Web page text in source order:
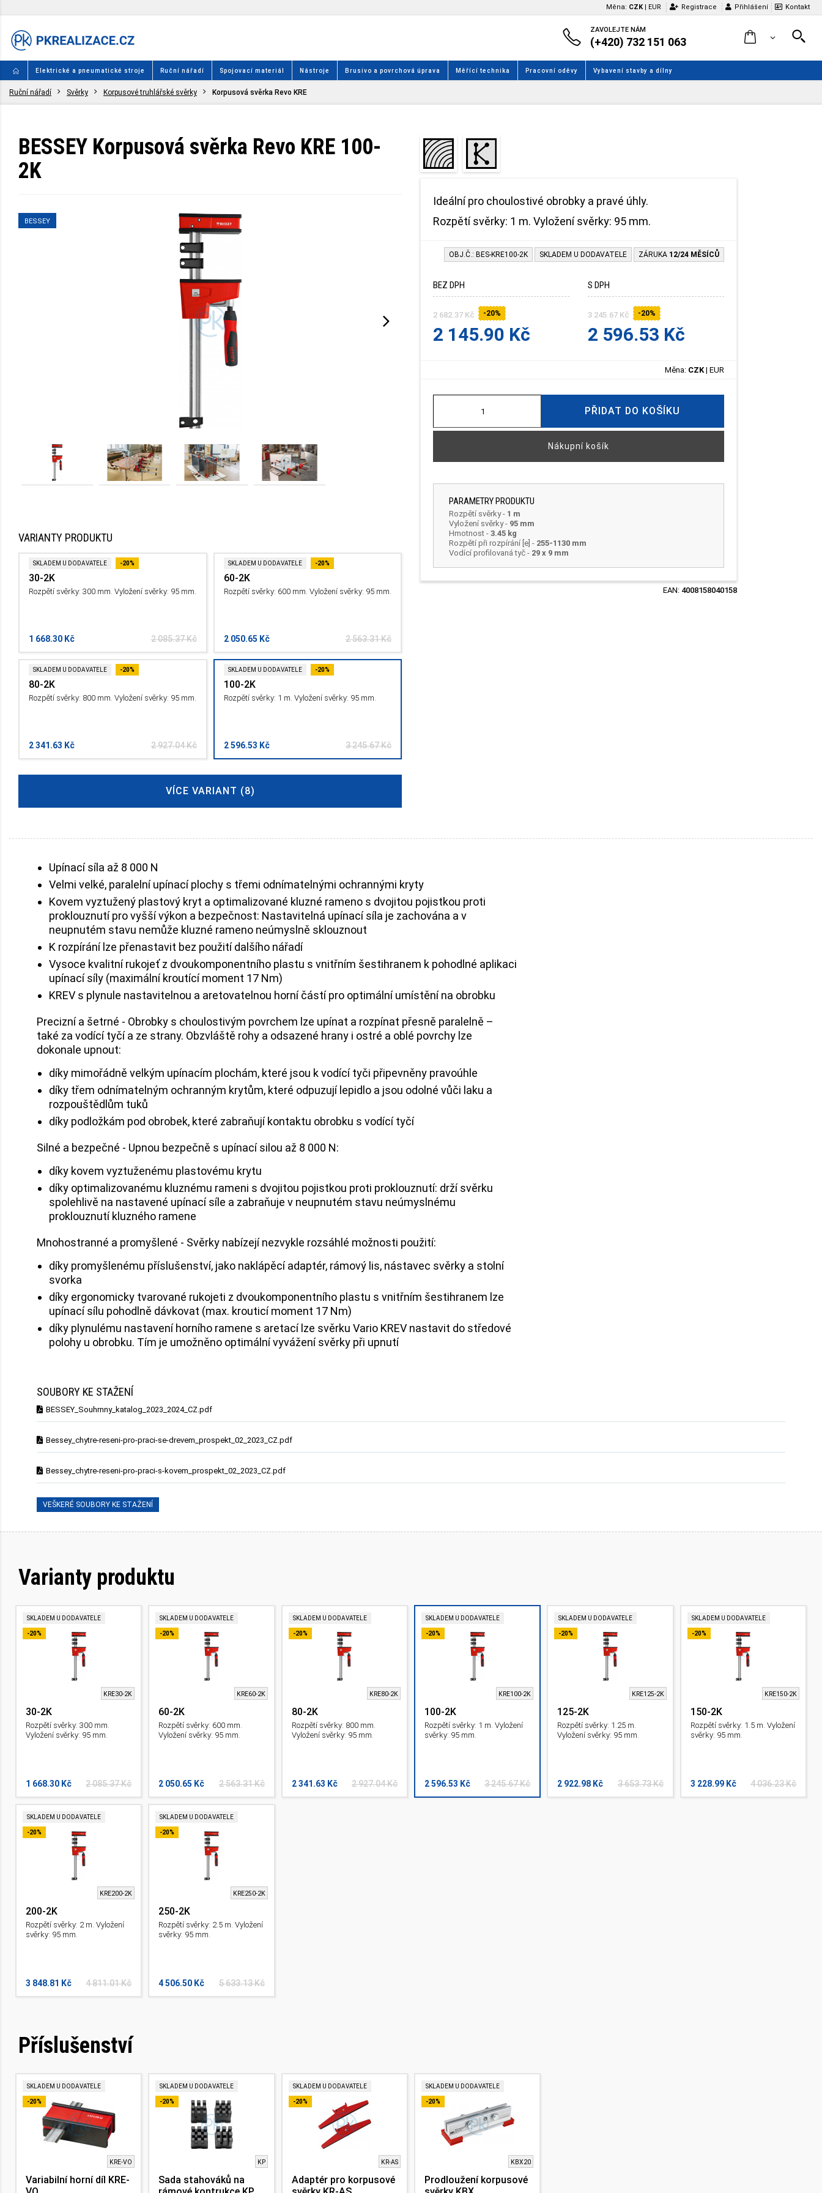
Měna: CZK | EUR Registrace Přihlášení Kontakt
ZAVOLEJTE NÁM
(+420) 732 151 063
Elektrické a pneumatické stroje Ruční nářadí Spojovací materiál Nástroje Brusivo a povrchová úprava Měřící technika Pracovní oděvy Vybavení stavby a dílny
Ruční nářadí Svěrky Korpusové truhlářské svěrky Korpusová svěrka Revo KRE
BESSEY Korpusová svěrka Revo KRE 100-
2K
BESSEY
VARIANTY PRODUKTU
SKLADEM U DODAVATELE -20%
30-2K
Rozpětí svěrky: 300 mm. Vyložení svěrky: 95 mm.
2 085.37 Kč
1 668.30 Kč
SKLADEM U DODAVATELE -20%
60-2K
Rozpětí svěrky: 600 mm. Vyložení svěrky: 95 mm.
2 563.31 Kč
2 050.65 Kč
SKLADEM U DODAVATELE -20%
80-2K
Rozpětí svěrky: 800 mm. Vyložení svěrky: 95 mm.
2 927.04 Kč
2 341.63 Kč
SKLADEM U DODAVATELE -20%
100-2K
Rozpětí svěrky: 1 m. Vyložení svěrky: 95 mm.
3 245.67 Kč
2 596.53 Kč
VÍCE VARIANT (8)
Ideální pro choulostivé obrobky a pravé úhly.
Rozpětí svěrky: 1 m. Vyložení svěrky: 95 mm.
OBJ.Č.: BES-KRE100-2K SKLADEM U DODAVATELE ZÁRUKA 12/24 MĚSÍCŮ
BEZ DPH
2 682.37 Kč -20%
2 145.90 Kč
S DPH
3 245.67 Kč -20%
2 596.53 Kč
Měna: CZK| EUR
PŘIDAT DO KOŠÍKU
Nákupní košík
PARAMETRY PRODUKTU
Rozpětí svěrky- 1 m
Vyložení svěrky- 95 mm
Hmotnost - 3.45 kg
Rozpětí při rozpírání [e] - 255-1130 mm
Vodící profilovaná tyč - 29 x 9 mm
EAN: 4008158040158
Upínací síla až 8 000 N
Velmi velké, paralelní upínací plochy s třemi odnímatelnými ochrannými kryty
Kovem vyztužený plastový kryt a optimalizované kluzné rameno s dvojitou pojistkou proti
proklouznutí pro vyšší výkon a bezpečnost: Nastavitelná upínací síla je zachována a v
neupnutém stavu nemůže kluzné rameno neúmyslně sklouznout
K rozpírání lze přenastavit bez použití dalšího nářadí
Vysoce kvalitní rukojeť z dvoukomponentního plastu s vnitřním šestihranem k pohodlné aplikaci
upínací síly (maximální kroutící moment 17 Nm)
KREV s plynule nastavitelnou a aretovatelnou horní částí pro optimální umístění na obrobku
Precizní a šetrné - Obrobky s choulostivým povrchem lze upínat a rozpínat přesně paralelně –
také za vodící tyčí a ze strany. Obzvláště rohy a odsazené hrany i ostré a oblé povrchy lze
dokonale upnout:
díky mimořádně velkým upínacím plochám, které jsou k vodící tyči připevněny pravoúhle
díky třem odnímatelným ochranným krytům, které odpuzují lepidlo a jsou odolné vůči laku a
rozpouštědlům tuků
díky podložkám pod obrobek, které zabraňují kontaktu obrobku s vodící tyčí
Silné a bezpečné - Upnou bezpečně s upínací silou až 8 000 N:
díky kovem vyztuženému plastovému krytu
díky optimalizovanému kluznému rameni s dvojitou pojistkou proti proklouznutí: drží svěrku
spolehlivě na nastavené upínací síle a zabraňuje v neupnutém stavu neúmyslnému
proklouznutí kluzného ramene
Mnohostranné a promyšlené - Svěrky nabízejí nezvykle rozsáhlé možnosti použití:
díky promyšlenému příslušenství, jako naklápěcí adaptér, rámový lis, nástavec svěrky a stolní
svorka
díky ergonomicky tvarované rukojeti z dvoukomponentního plastu s vnitřním šestihranem lze
upínací sílu pohodlně dávkovat (max. krouticí moment 17 Nm)
díky plynulému nastavení horního ramene s aretací lze svěrku Vario KREV nastavit do středové
polohy u obrobku. Tím je umožněno optimální vyvážení svěrky při upnutí
SOUBORY KE STAŽENÍ
BESSEY_Souhrnny_katalog_2023_2024_CZ.pdf
Bessey_chytre-reseni-pro-praci-se-drevem_prospekt_02_2023_CZ.pdf
Bessey_chytre-reseni-pro-praci-s-kovem_prospekt_02_2023_CZ.pdf
VEŠKERÉ SOUBORY KE STAŽENÍ
Varianty produktu
SKLADEM U DODAVATELE
-20%
KRE30-2K
30-2K
Rozpětí svěrky: 300 mm.
Vyložení svěrky: 95 mm.
2 085.37 Kč
1 668.30 Kč
SKLADEM U DODAVATELE
-20%
KRE60-2K
60-2K
Rozpětí svěrky: 600 mm.
Vyložení svěrky: 95 mm.
2 563.31 Kč
2 050.65 Kč
SKLADEM U DODAVATELE
-20%
KRE80-2K
80-2K
Rozpětí svěrky: 800 mm.
Vyložení svěrky: 95 mm.
2 927.04 Kč
2 341.63 Kč
SKLADEM U DODAVATELE
-20%
KRE100-2K
100-2K
Rozpětí svěrky: 1 m. Vyložení
svěrky: 95 mm.
3 245.67 Kč
2 596.53 Kč
SKLADEM U DODAVATELE
-20%
KRE125-2K
125-2K
Rozpětí svěrky: 1.25 m.
Vyložení svěrky: 95 mm.
3 653.73 Kč
2 922.98 Kč
SKLADEM U DODAVATELE
-20%
KRE150-2K
150-2K
Rozpětí svěrky: 1.5 m. Vyložení
svěrky: 95 mm.
4 036.23 Kč
3 228.99 Kč
SKLADEM U DODAVATELE
-20%
KRE200-2K
200-2K
Rozpětí svěrky: 2 m. Vyložení
svěrky: 95 mm.
4 811.01 Kč
3 848.81 Kč
SKLADEM U DODAVATELE
-20%
KRE250-2K
250-2K
Rozpětí svěrky: 2.5 m. Vyložení
svěrky: 95 mm.
5 633.13 Kč
4 506.50 Kč
Příslušenství
SKLADEM U DODAVATELE
-20%
KRE-VO
Variabilní horní díl KRE-
SKLADEM U DODAVATELE
-20%
KP
Sada stahováků na
SKLADEM U DODAVATELE
-20%
KR-AS
Adaptér pro korpusové
SKLADEM U DODAVATELE
-20%
KBX20
Prodloužení korpusové